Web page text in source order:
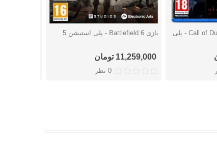
بازی Call of Duty: Black Ops 7 - پلی
دوست داشتن بازی Battlefield 6 - پلی استیشن 5
11,259,000 تومان
0 نظر